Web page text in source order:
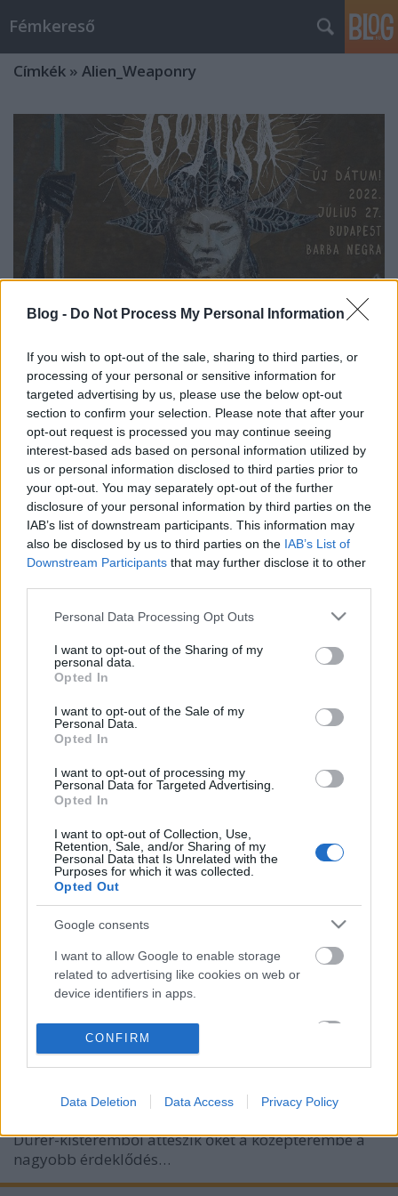
Blog - Do Not Process My Personal Information
If you wish to opt-out of the sale, sharing to third parties, or
processing of your personal or sensitive information for
targeted advertising by us, please use the below opt-out
section to confirm your selection. Please note that after your
opt-out request is processed you may continue seeing
interest-based ads based on personal information utilized by
us or personal information disclosed to third parties prior to
your opt-out. You may separately opt-out of the further
disclosure of your personal information by third parties on the
IAB’s list of downstream participants. This information may
also be disclosed by us to third parties on the IAB’s List of
Downstream Participants that may further disclose it to other
Please note that this website/app uses one or more Google
not limited to your visit or usage behaviour. You may click to
grant or deny consent to Google and its third-party tags to
use your data for below specified purposes in below Google
consent section.
Personal Data Processing Opt Outs
I want to opt-out of the Sharing of my
personal data.
Opted In
I want to opt-out of the Sale of my
Personal Data.
Opted In
I want to opt-out of processing my
Personal Data for Targeted Advertising.
Opted In
I want to opt-out of Collection, Use,
Retention, Sale, and/or Sharing of my
Personal Data that Is Unrelated with the
Purposes for which it was collected.
Opted Out
Google consents
I want to allow Google to enable storage
related to advertising like cookies on web or
device identifiers in apps.
I want to allow my user data to be sent to
Google for online advertising purposes.
personalized advertising.
I want to allow Google to enable storage
related to analytics like cookies on web or
CONFIRM
Data Deletion Data Access Privacy Policy
Fémkereső
Címkék » Alien_Weaponry
Szerpentin- és konfettieső (Gojira,
Alien Weaponry, Employed To Serve a
Barba Negrában)
HORNER •2022. július 28.
A Rákóczi híd budai hídfője magasságában autózók
a késő esti órákban bizonyára hüledezve
tapasztalták, de talán nem kapták félre a kormányt,
szélvédőjére. Van, hogy cigánygyerekek potyognak
Lefegyverző idegenség (Alien
Weaponry a Dürer-kertben)
HORNER•2019. július 25.
Gondolta volna bárki is, hogy egy egylemezes új-
zélandi maori-thrash trió ilyen elképesztő népszerű
sztároknak kijáró lelkesedéssel az első önálló
Dürer-kisteremből átteszik őket a középterembe a
nagyobb érdeklődés…